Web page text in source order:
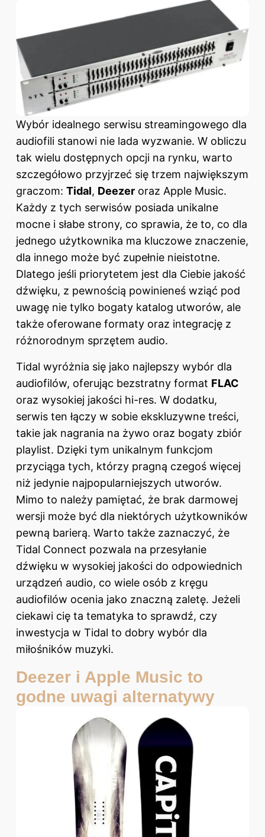
Wybór idealnego serwisu streamingowego dla
audiofili stanowi nie lada wyzwanie. W obliczu
tak wielu dostępnych opcji na rynku, warto
szczegółowo przyjrzeć się trzem największym
graczom: Tidal, Deezer oraz Apple Music.
Każdy z tych serwisów posiada unikalne
mocne i słabe strony, co sprawia, że to, co dla
jednego użytkownika ma kluczowe znaczenie,
dla innego może być zupełnie nieistotne.
Dlatego jeśli priorytetem jest dla Ciebie jakość
dźwięku, z pewnością powinieneś wziąć pod
uwagę nie tylko bogaty katalog utworów, ale
także oferowane formaty oraz integrację z
różnorodnym sprzętem audio.
Tidal wyróżnia się jako najlepszy wybór dla
audiofilów, oferując bezstratny format FLAC
oraz wysokiej jakości hi-res. W dodatku,
serwis ten łączy w sobie ekskluzywne treści,
takie jak nagrania na żywo oraz bogaty zbiór
playlist. Dzięki tym unikalnym funkcjom
przyciąga tych, którzy pragną czegoś więcej
niż jedynie najpopularniejszych utworów.
Mimo to należy pamiętać, że brak darmowej
wersji może być dla niektórych użytkowników
pewną barierą. Warto także zaznaczyć, że
Tidal Connect pozwala na przesyłanie
dźwięku w wysokiej jakości do odpowiednich
urządzeń audio, co wiele osób z kręgu
audiofilów ocenia jako znaczną zaletę. Jeżeli
ciekawi cię ta tematyka to sprawdź, czy
inwestycja w Tidal to dobry wybór dla
miłośników muzyki.
Deezer i Apple Music to
godne uwagi alternatywy